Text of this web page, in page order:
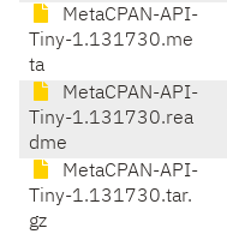
MetaCPAN-API-
Tiny-1.131730.me
ta
MetaCPAN-API-
Tiny-1.131730.rea
dme
MetaCPAN-API-
Tiny-1.131730.tar.
gz